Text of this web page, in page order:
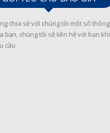
chia sẻ với chúng tôi một số thông
bạn, chúng tôi sẽ liên hệ với bạn khi
cầu